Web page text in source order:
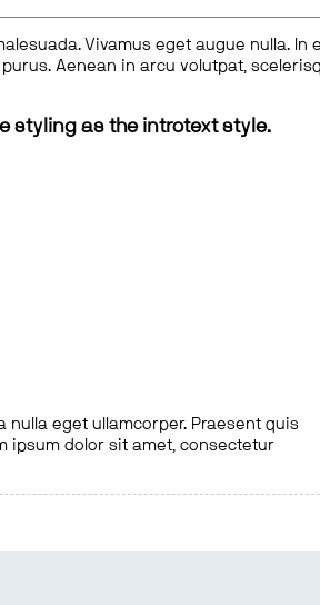
Vivamus eget augue nulla. In
Aenean in arcu volutpat,
styling as the introtext style.
eget ullamcorper. Praesent quis
ipsum dolor sit amet, consectetur